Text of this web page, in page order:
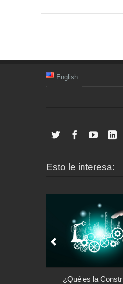
English
Esto le interesa:
¿Qué es la